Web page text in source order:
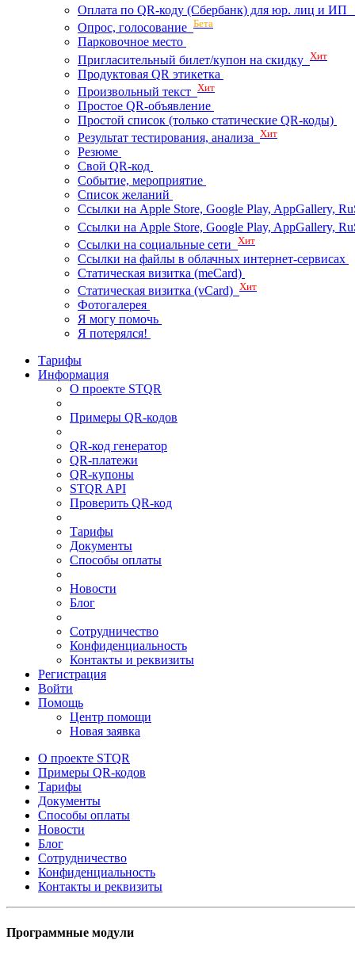
Оплата по QR-коду (Сбербанк) для юр. лиц и ИП
Опрос, голосование Бета
Парковочное место
Пригласительный билет/купон на скидку Хит
Продуктовая QR этикетка
Произвольный текст Хит
Простое QR-объявление
Простой список (только статические QR-коды)
Результат тестирования, анализа Хит
Резюме
Свой QR-код
Событие, мероприятие
Список желаний
Ссылки на Apple Store, Google Play, AppGallery,
Ссылки на Apple Store, Google Play, AppGallery,
Ссылки на социальные сети Хит
Ссылки на файлы в облачных интернет-сервисах
Статическая визитка (meCard)
Статическая визитка (vCard) Хит
Фотогалерея
Я могу помочь
Я потерялся!
Тарифы
Информация
О проекте STQR
Примеры QR-кодов
QR-код генератор
QR-платежи
QR-купоны
STQR API
Проверить QR-код
Тарифы
Документы
Способы оплаты
Новости
Блог
Сотрудничество
Конфиденциальность
Контакты и реквизиты
Регистрация
Войти
Помощь
Центр помощи
Новая заявка
О проекте STQR
Примеры QR-кодов
Тарифы
Документы
Способы оплаты
Новости
Блог
Сотрудничество
Конфиденциальность
Контакты и реквизиты
Программные модули